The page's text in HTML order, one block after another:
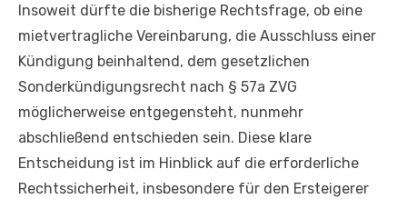
Insoweit dürfte die bisherige Rechtsfrage, ob eine
mietvertragliche Vereinbarung, die Ausschluss einer
Kündigung beinhaltend, dem gesetzlichen
Sonderkündigungsrecht nach § 57a ZVG
möglicherweise entgegensteht, nunmehr
abschließend entschieden sein. Diese klare
Entscheidung ist im Hinblick auf die erforderliche
Rechtssicherheit, insbesondere für den Ersteigerer